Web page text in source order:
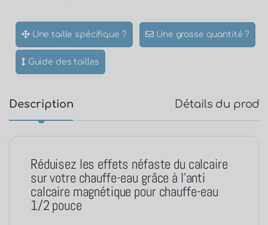
Une taille spécifique ? Une grosse quantité ?
Guide des tailles
Description Détails du
Réduisez les effets néfaste du calcaire
sur votre chauffe-eau grâce à l’anti
calcaire magnétique pour chauffe-eau
1/2 pouce